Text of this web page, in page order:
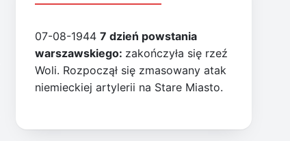
07-08-19447 dzień powstania
warszawskiego: zakończyła się rzeź
Woli. Rozpoczął się zmasowany atak
niemieckiej artylerii na Stare Miasto.